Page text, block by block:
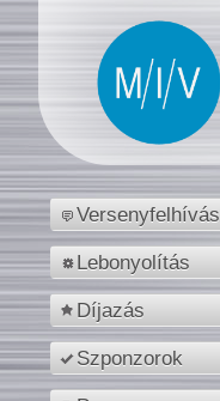
Versenyfelhívás
Lebonyolítás
Díjazás
Szponzorok